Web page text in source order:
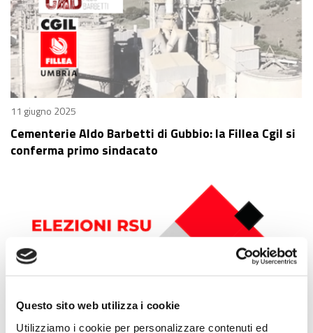
Questo sito web utilizza i cookie
Utilizziamo i cookie per personalizzare contenuti ed
11 giugno 2025
Cementerie Aldo Barbetti di Gubbio: la Fillea Cgil si
conferma primo sindacato